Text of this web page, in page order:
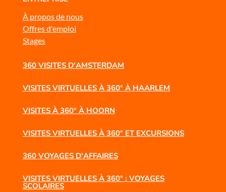
À propos de nous
Offres d'emploi
Stages
360 VISITES D'AMSTERDAM
VISITES VIRTUELLES À 360° À HAARLEM
VISITES À 360° À HOORN
VISITES VIRTUELLES À 360° ET EXCURSIONS
360 VOYAGES D'AFFAIRES
VISITES VIRTUELLES À 360° : VOYAGES
SCOLAIRES